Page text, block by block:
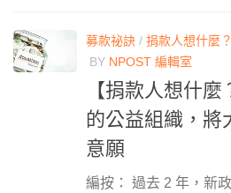
募款祕訣 / 捐款人想什麼？
BY NPOST 編輯室
【捐款人想什
的公益組織，將
意願
編按： 過去 2 年，新